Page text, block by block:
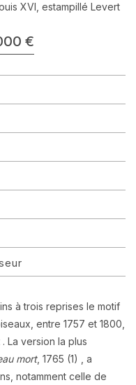
XVI, estampillé Levert
€
à trois reprises le motif
entre 1757 et 1800,
La version la plus
mort, 1765 (1) , a
notamment celle de